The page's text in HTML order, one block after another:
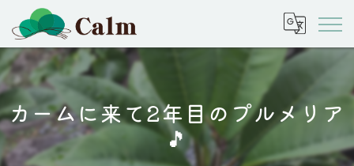
カームに来て2年目のプルメリア
🎵